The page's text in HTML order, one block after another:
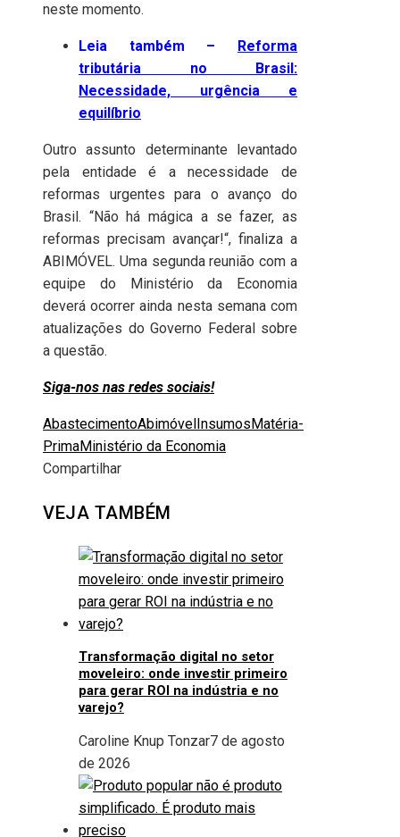
neste momento.
Leia também –
Reforma
tributária no Brasil:
Necessidade, urgência e
equilíbrio
Outro assunto determinante levantado
pela entidade é a necessidade de
reformas urgentes para o avanço do
Brasil. “Não há mágica a se fazer, as
reformas precisam avançar!“, finaliza a
ABIMÓVEL. Uma segunda reunião com a
equipe do Ministério da Economia
deverá ocorrer ainda nesta semana com
atualizações do Governo Federal sobre
a questão.
Siga-nos nas redes sociais!
AbastecimentoAbimóvel Insumos Matéria-
PrimaMinistério da Economia
Compartilhar
VEJA TAMBÉM
Transformação digital no setor
moveleiro: onde investir primeiro
para gerar ROI na indústria e no
varejo?
Caroline Knup Tonzar7 de agosto
de 2026